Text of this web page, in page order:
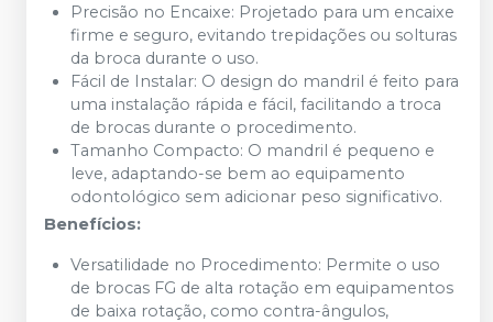
Precisão no Encaixe: Projetado para um encaixe
firme e seguro, evitando trepidações ou solturas
da broca durante o uso.
Fácil de Instalar: O design do mandril é feito para
uma instalação rápida e fácil, facilitando a troca
de brocas durante o procedimento.
Tamanho Compacto: O mandril é pequeno e
leve, adaptando-se bem ao equipamento
odontológico sem adicionar peso significativo.
Benefícios:
Versatilidade no Procedimento: Permite o uso
de brocas FG de alta rotação em equipamentos
de baixa rotação, como contra-ângulos,